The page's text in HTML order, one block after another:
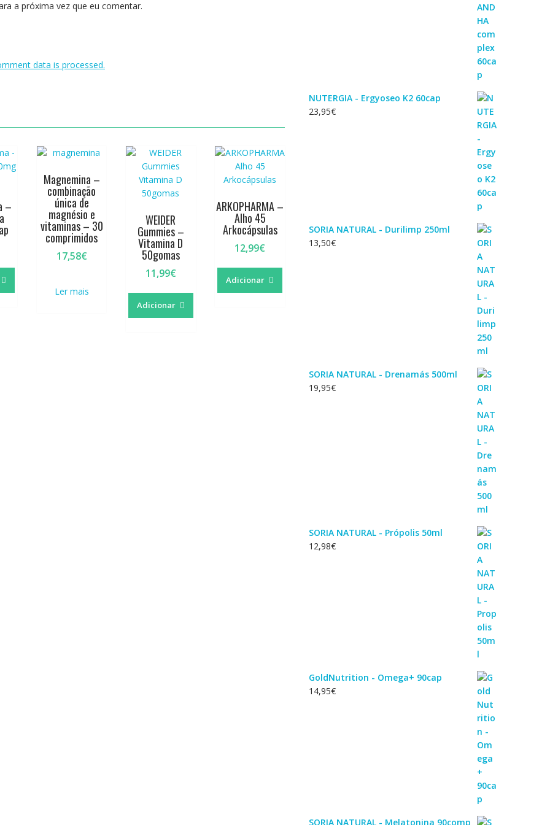
a próxima vez que eu comentar.
data is processed.
–
Magnemina –
combinação
única de
magnésio e
vitaminas – 30
comprimidos
17,58€
Ler mais
WEIDER
Gummies –
Vitamina D
50gomas
11,99€
Adicionar
ARKOPHARMA –
Alho 45
Arkocápsulas
12,99€
Adicionar
NUTERGIA - Ergyoseo K2 60cap
23,95€
SORIA NATURAL - Durilimp 250ml
13,50€
SORIA NATURAL - Drenamás 500ml
19,95€
SORIA NATURAL - Própolis 50ml
12,98€
GoldNutrition - Omega+ 90cap
14,95€
SORIA NATURAL - Melatonina 90comp